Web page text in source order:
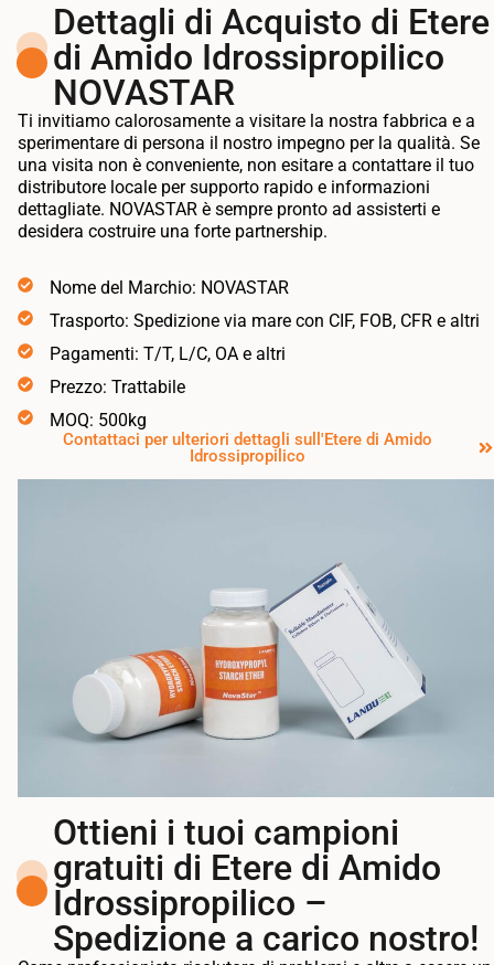
Dettagli di Acquisto di Etere
di Amido Idrossipropilico
NOVASTAR
Ti invitiamo calorosamente a visitare la nostra fabbrica e a
sperimentare di persona il nostro impegno per la qualità. Se
una visita non è conveniente, non esitare a contattare il tuo
distributore locale per supporto rapido e informazioni
dettagliate. NOVASTAR è sempre pronto ad assisterti e
desidera costruire una forte partnership.
Nome del Marchio: NOVASTAR
Trasporto: Spedizione via mare con CIF, FOB, CFR e altri
Pagamenti: T/T, L/C, OA e altri
Prezzo: Trattabile
MOQ: 500kg
Contattaci per ulteriori dettagli sull'Etere di Amido
Idrossipropilico
Ottieni i tuoi campioni
gratuiti di Etere di Amido
Idrossipropilico –
Spedizione a carico nostro!